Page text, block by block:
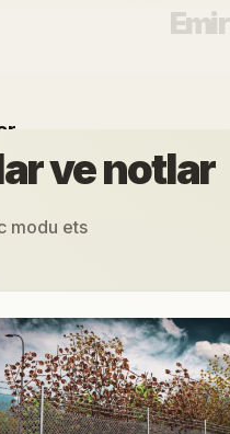
ve notlar
modu ets